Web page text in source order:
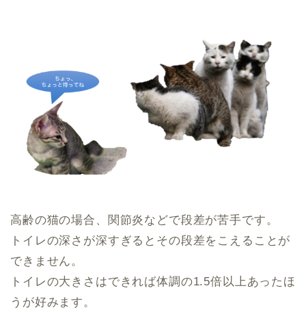
高齢の猫の場合、関節炎などで段差が苦手です。
トイレの深さが深すぎるとその段差をこえることが
できません。
トイレの大きさはできれば体調の1.5倍以上あったほ
うが好みます。